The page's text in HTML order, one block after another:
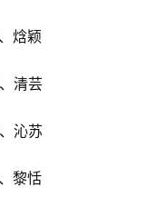
焓颖
清芸
沁苏
黎恬